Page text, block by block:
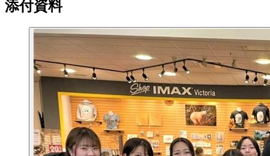
添付資料